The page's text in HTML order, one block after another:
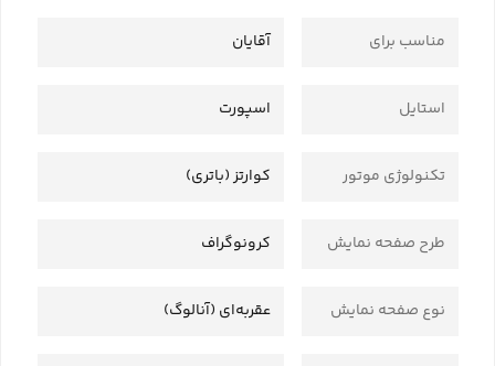
مناسب برای آقایان
استایل اسپورت
تکنولوژی موتور کوارتز (باتری)
طرح صفحه نمایش کرونوگراف
نوع صفحه نمایش عقربه‌ای (آنالوگ)